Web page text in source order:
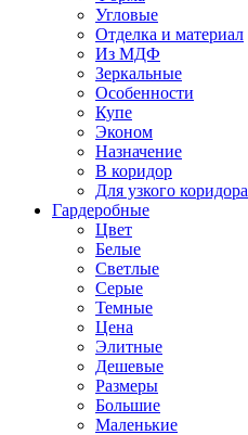
Угловые
Отделка и материал
Из МДФ
Зеркальные
Особенности
Купе
Эконом
Назначение
В коридор
Для узкого коридора
Гардеробные
Цвет
Белые
Светлые
Серые
Темные
Цена
Элитные
Дешевые
Размеры
Большие
Маленькие